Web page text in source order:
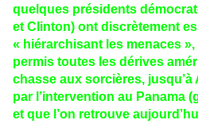
quelques présidents
et Clinton) ont discrètement
« hiérarchisant les menaces
permis toutes les dérives
chasse aux sorcières, jusqu’à
par l’intervention au Panama
et que l’on retrouve